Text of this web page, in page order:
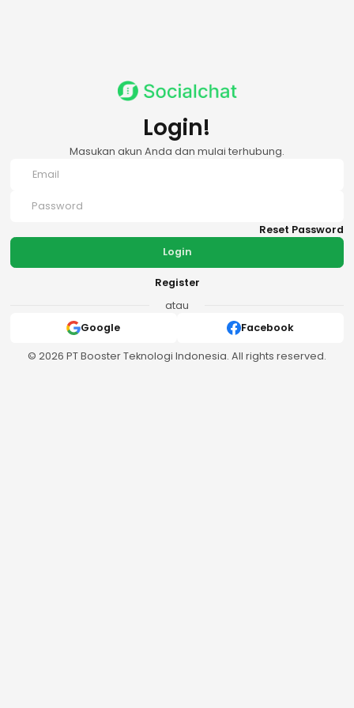
Login!
Masukan akun Anda dan mulai terhubung.
Reset Password
Login
Register
atau
Google
Facebook
© 2026 PT Booster Teknologi Indonesia. All rights reserved.